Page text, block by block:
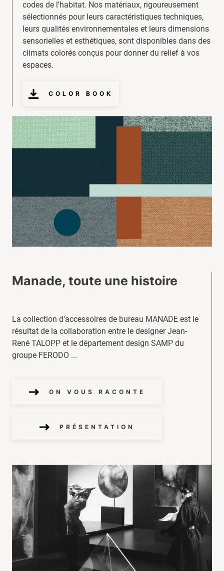
codes de l'habitat. Nos matériaux, rigoureusement
sélectionnés pour leurs caractéristiques techniques,
leurs qualités environnementales et leurs dimensions
sensorielles et esthétiques, sont disponibles dans des
climats colorés conçus pour donner du relief à vos
espaces.
COLOR BOOK
Manade, toute une histoire
La collection d'accessoires de bureau MANADE est le
résultat de la collaboration entre le designer Jean-
René TALOPP et le département design SAMP du
groupe FERODO ...
ON VOUS RACONTE
PRÉSENTATION